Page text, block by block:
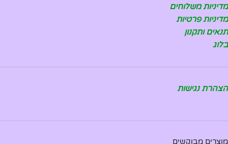
מדיניות משלוחים
מדיניות פרטיות
תנאים ותקנון
בלוג
הצהרת נגישות
מוצרים מבוקשים